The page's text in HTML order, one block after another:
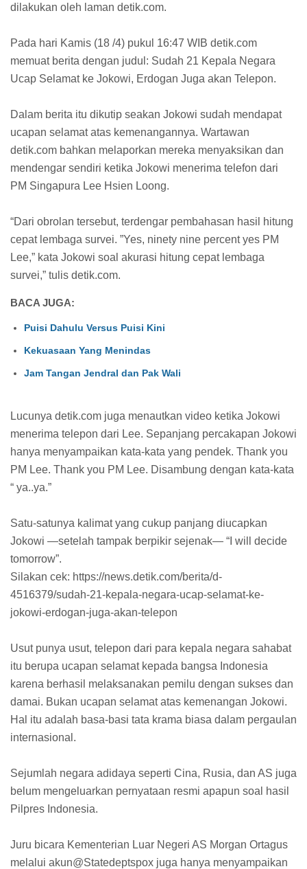
dilakukan oleh laman detik.com.
Pada hari Kamis (18 /4) pukul 16:47 WIB detik.com
memuat berita dengan judul: Sudah 21 Kepala Negara
Ucap Selamat ke Jokowi, Erdogan Juga akan Telepon.
Dalam berita itu dikutip seakan Jokowi sudah mendapat
ucapan selamat atas kemenangannya. Wartawan
detik.com bahkan melaporkan mereka menyaksikan dan
mendengar sendiri ketika Jokowi menerima telefon dari
PM Singapura Lee Hsien Loong.
“Dari obrolan tersebut, terdengar pembahasan hasil hitung
cepat lembaga survei. ”Yes, ninety nine percent yes PM
Lee,” kata Jokowi soal akurasi hitung cepat lembaga
survei,” tulis detik.com.
BACA JUGA:
Puisi Dahulu Versus Puisi Kini
Kekuasaan Yang Menindas
Jam Tangan Jendral dan Pak Wali
Lucunya detik.com juga menautkan video ketika Jokowi
menerima telepon dari Lee. Sepanjang percakapan Jokowi
hanya menyampaikan kata-kata yang pendek. Thank you
PM Lee. Thank you PM Lee. Disambung dengan kata-kata
“ ya..ya.”
Satu-satunya kalimat yang cukup panjang diucapkan
Jokowi —setelah tampak berpikir sejenak— “I will decide
tomorrow”.
Silakan cek: https://news.detik.com/berita/d-
4516379/sudah-21-kepala-negara-ucap-selamat-ke-
jokowi-erdogan-juga-akan-telepon
Usut punya usut, telepon dari para kepala negara sahabat
itu berupa ucapan selamat kepada bangsa Indonesia
karena berhasil melaksanakan pemilu dengan sukses dan
damai. Bukan ucapan selamat atas kemenangan Jokowi.
Hal itu adalah basa-basi tata krama biasa dalam pergaulan
internasional.
Sejumlah negara adidaya seperti Cina, Rusia, dan AS juga
belum mengeluarkan pernyataan resmi apapun soal hasil
Pilpres Indonesia.
Juru bicara Kementerian Luar Negeri AS Morgan Ortagus
melalui akun@Statedeptspox juga hanya menyampaikan